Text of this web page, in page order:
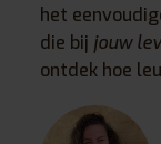
het
die bij jouw
ontdek hoe